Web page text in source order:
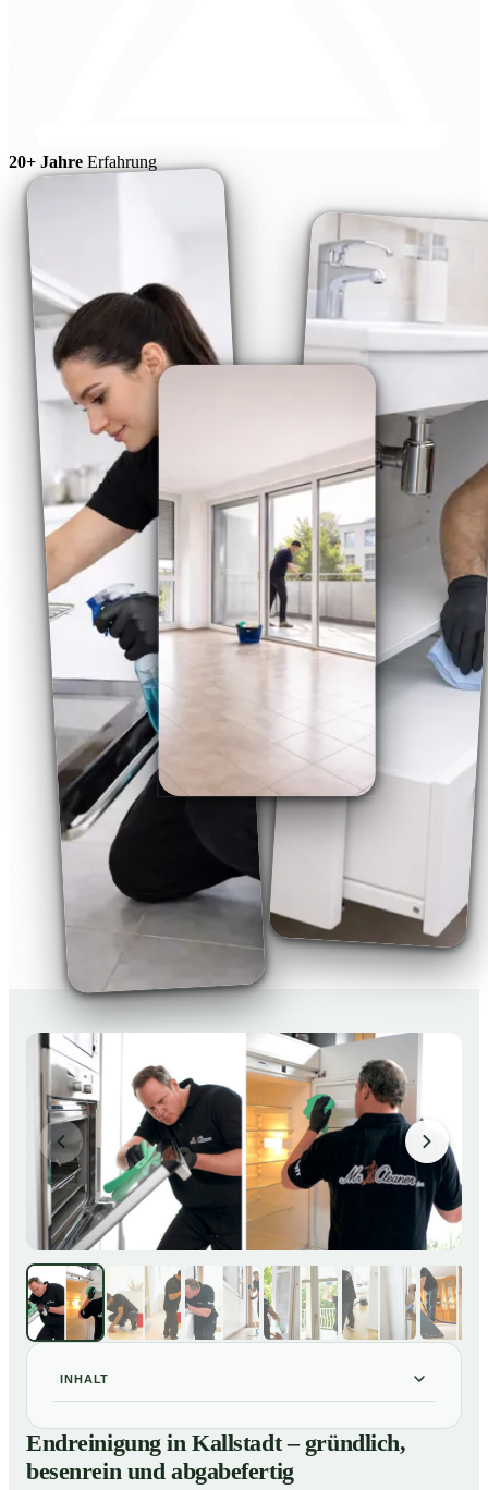
20+ Jahre Erfahrung
INHALT
01 Endreinigung in Kallstadt – gründlich, besenrein und
abgabefertig
Endreinigung in Kallstadt – gründlich,
besenrein und abgabefertig